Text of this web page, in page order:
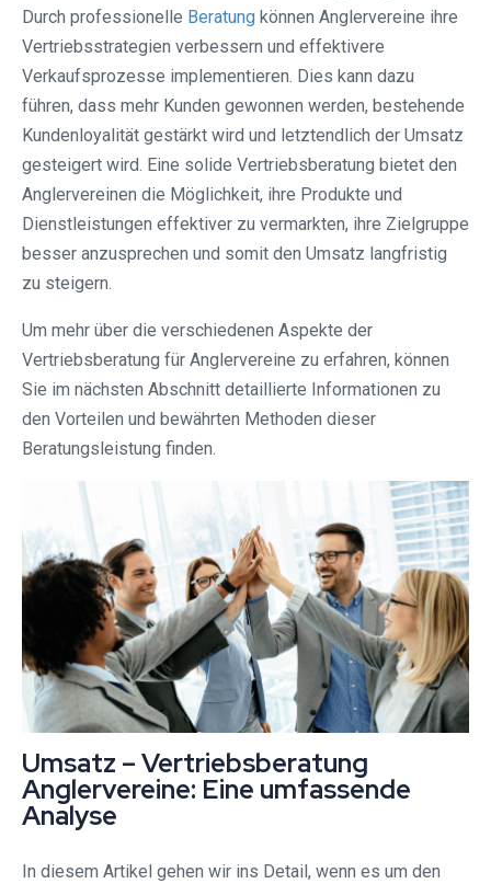
Durch professionelle Beratung können Anglervereine ihre
Vertriebsstrategien verbessern und effektivere
Verkaufsprozesse implementieren. Dies kann dazu
führen, dass mehr Kunden gewonnen werden, bestehende
Kundenloyalität gestärkt wird und letztendlich der Umsatz
gesteigert wird. Eine solide Vertriebsberatung bietet den
Anglervereinen die Möglichkeit, ihre Produkte und
Dienstleistungen effektiver zu vermarkten, ihre Zielgruppe
besser anzusprechen und somit den Umsatz langfristig
zu steigern.
Um mehr über die verschiedenen Aspekte der
Vertriebsberatung für Anglervereine zu erfahren, können
Sie im nächsten Abschnitt detaillierte Informationen zu
den Vorteilen und bewährten Methoden dieser
Beratungsleistung finden.
Umsatz – Vertriebsberatung
Anglervereine: Eine umfassende
Analyse
In diesem Artikel gehen wir ins Detail, wenn es um den